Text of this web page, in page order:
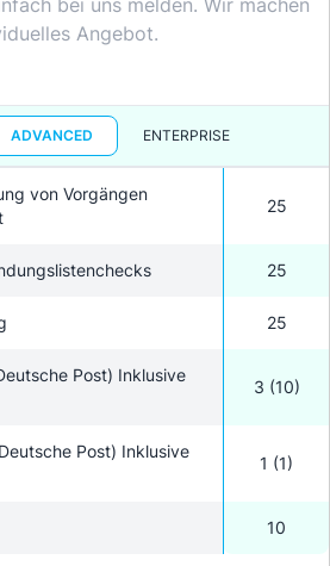
bei uns melden. Wir machen
Angebot.
ADVANCED ENTERPRISE
von Vorgängen
25
25
25
Post) Inklusive
3 (10)
Post) Inklusive
1 (1)
10